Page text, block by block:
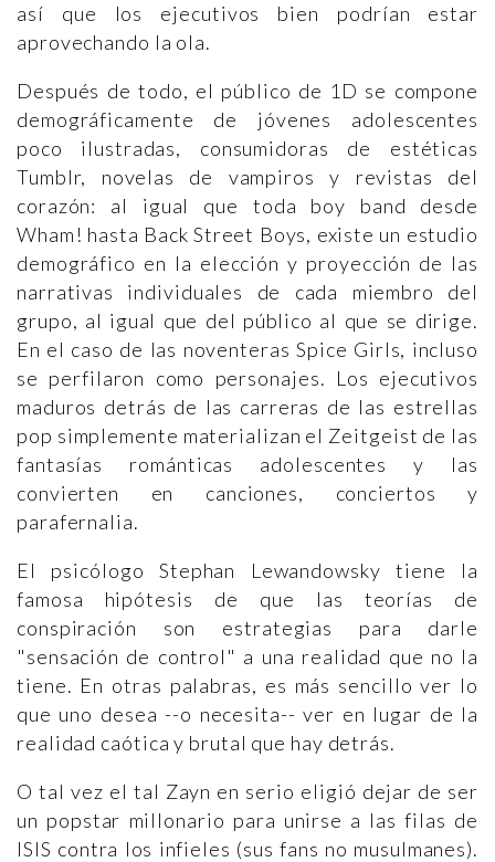
así que los ejecutivos bien podrían estar
aprovechando la ola.
Después de todo, el público de 1D se compone
demográficamente de jóvenes adolescentes
poco ilustradas, consumidoras de estéticas
Tumblr, novelas de vampiros y revistas del
corazón: al igual que toda boy band desde
Wham! hasta Back Street Boys, existe un estudio
demográfico en la elección y proyección de las
narrativas individuales de cada miembro del
grupo, al igual que del público al que se dirige.
En el caso de las noventeras Spice Girls, incluso
se perfilaron como personajes. Los ejecutivos
maduros detrás de las carreras de las estrellas
pop simplemente materializan el Zeitgeist de las
fantasías románticas adolescentes y las
convierten en canciones, conciertos y
parafernalia.
El psicólogo Stephan Lewandowsky tiene la
famosa hipótesis de que las teorías de
conspiración son estrategias para darle
"sensación de control" a una realidad que no la
tiene. En otras palabras, es más sencillo ver lo
que uno desea --o necesita-- ver en lugar de la
realidad caótica y brutal que hay detrás.
O tal vez el tal Zayn en serio eligió dejar de ser
un popstar millonario para unirse a las filas de
ISIS contra los infieles (sus fans no musulmanes).